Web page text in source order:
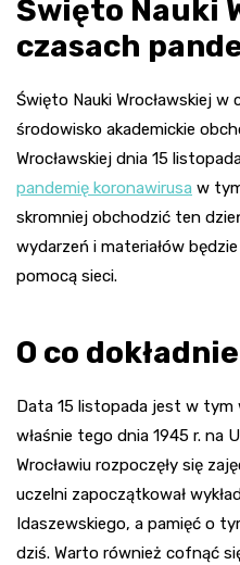
Święto Nauki
czasach
Święto Nauki Wrocławskiej w
środowisko akademickie
Wrocławskiej dnia 15
pandemię koronawirusa w
skromniej obchodzić ten
wydarzeń i materiałów
pomocą sieci.
O co
Data 15 listopada jest w tym
właśnie tego dnia 1945 r. na
Wrocławiu rozpoczęły się
uczelni zapoczątkował
Idaszewskiego, a pamięć o
dziś. Warto również cofnąć